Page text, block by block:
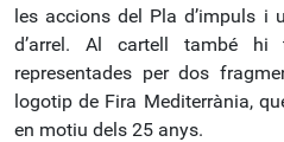
les accions del Pla d’impuls i
d’arrel. Al cartell també hi
representades per dos
logotip de Fira Mediterrània,
en motiu dels 25 anys.